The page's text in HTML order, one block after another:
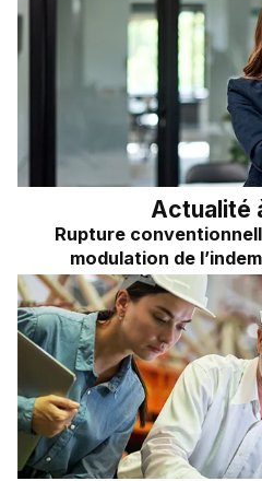
Frais kilométriques
Revenu du dirigeant
TNS
Impôts sur les sociétés
Dividendes
Infographie RSE du mois
Transformation digitale
Quizz RH&VOUS ?
Bien-être en entreprise
Place à l'Expert
Sondage du mois
Actualité
Rupture
modulation de